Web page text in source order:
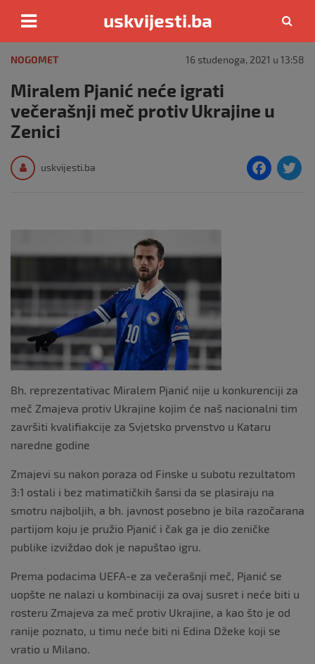
content
uskvijesti.ba
NOGOMET 16 studenoga, 2021 u 13:58
Miralem Pjanić neće igrati
večerašnji meč protiv Ukrajine u
Zenici
uskvijesti.ba
F
Bh. reprezentativac Miralem Pjanić nije u konkurenciji za
meč Zmajeva protiv Ukrajine kojim će naš nacionalni tim
završiti kvalifiakcije za Svjetsko prvenstvo u Kataru
naredne godine
Zmajevi su nakon poraza od Finske u subotu rezultatom
3:1 ostali i bez matimatičkih šansi da se plasiraju na
smotru najboljih, a bh. javnost posebno je bila razočarana
partijom koju je pružio Pjanić i čak ga je dio zeničke
publike izviždao dok je napuštao igru.
Prema podacima UEFA-e za večerašnji meč, Pjanić se
uopšte ne nalazi u kombinaciji za ovaj susret i neće biti u
rosteru Zmajeva za meč protiv Ukrajine, a kao što je od
ranije poznato, u timu neće biti ni Edina Džeke koji se
vratio u Milano.